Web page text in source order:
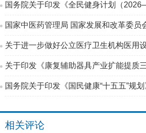
国务院关于印发《全民健身计划（
国家中医药管理局 国家发展和改革委员
关于进一步做好公立医疗卫生机构医用
关于印发《康复辅助器具产业扩能提质
国务院关于印发《国民健康“十五五”规
相关评论